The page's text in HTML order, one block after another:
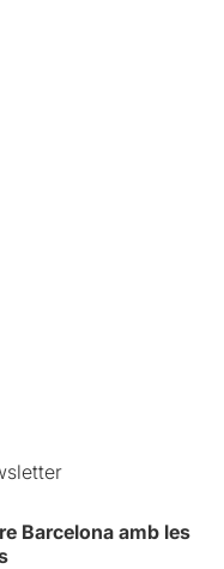
Barcelona amb les